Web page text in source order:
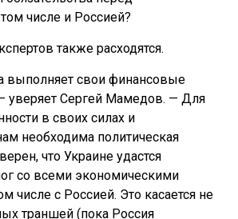
числе и Россией?
также расходятся.
выполняет свои финансовые
уверяет Сергей Мамедов. — Для
в своих силах и
необходима политическая
что Украине удастся
со всеми экономическими
числе с Россией. Это касается не
траншей (пока Россия